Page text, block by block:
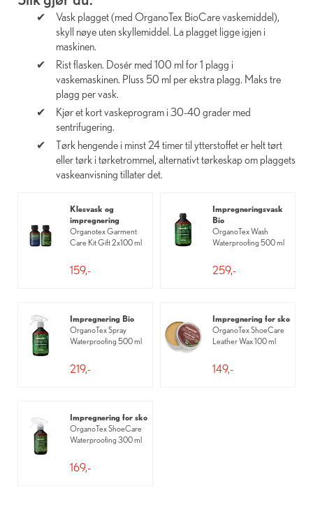
Vask plagget (med OrganoTex BioCare vaskemiddel),
skyll nøye uten skyllemiddel. La plagget ligge igjen i
maskinen.
Rist flasken. Dosér med 100 ml for 1 plagg i
vaskemaskinen. Pluss 50 ml per ekstra plagg. Maks tre
plagg per vask.
Kjør et kort vaskeprogram i 30-40 grader med
sentrifugering.
Tørk hengende i minst 24 timer til ytterstoffet er helt tørt
eller tørk i tørketrommel, alternativt tørkeskap om plaggets
vaskeanvisning tillater det.
Klesvask og
impregnering
Organotex Garment
Care Kit Gift 2x100 ml
159,-
Impregneringsvask
Bio
OrganoTex Wash
Waterproofing 500 ml
259,-
Impregnering Bio
OrganoTex Spray
Waterproofing 500 ml
219,-
Impregnering for sko
OrganoTex ShoeCare
Leather Wax 100 ml
149,-
Impregnering for sko
OrganoTex ShoeCare
Waterproofing 300 ml
169,-